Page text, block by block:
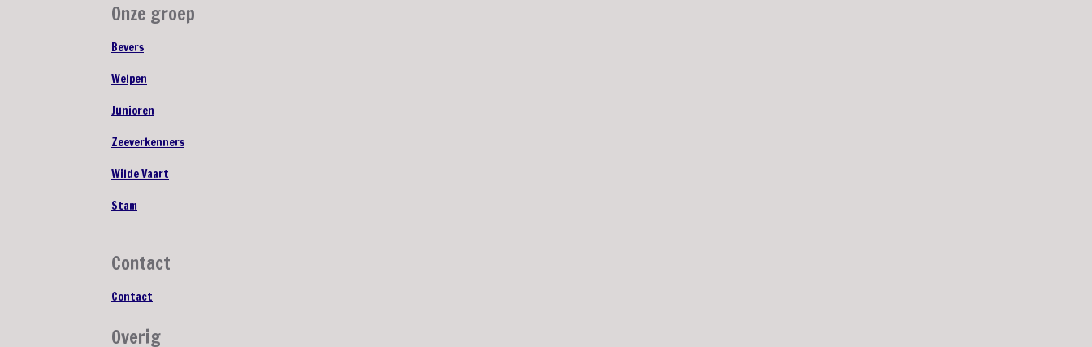
Onze groep
Bevers
Welpen
Junioren
Zeeverkenners
Wilde Vaart
Stam
Contact
Contact
Overig